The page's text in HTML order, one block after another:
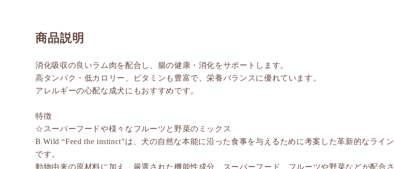
商品説明
消化吸収の良いラム肉を配合し、腸の健康・消化をサポートします。
高タンパク・低カロリー、ビタミンも豊富で、栄養バランスに優れています。
アレルギーの心配な成犬にもおすすめです。
特徴
☆スーパーフードや様々なフルーツと野菜のミックス
B Wild “Feed the instinct”は、犬の自然な本能に沿った食事を与えるために考案した革新的なライン
です。
動物由来の原材料に加え、厳選された機能性成分、スーパーフード、フルーツや野菜などが配合さ